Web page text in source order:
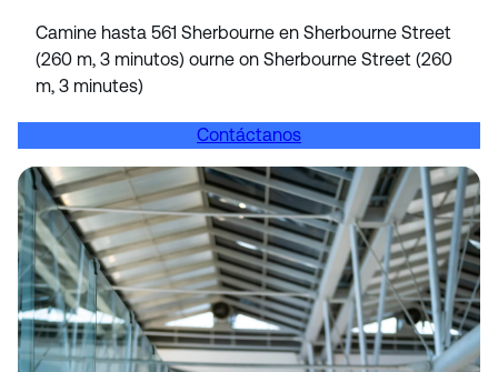
Camine hasta 561 Sherbourne en Sherbourne Street
(260 m, 3 minutos) ourne on Sherbourne Street (260
m, 3 minutes)
Contáctanos